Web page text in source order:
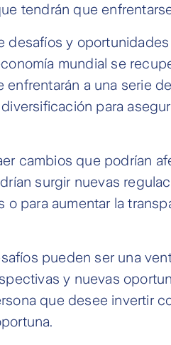
tendrán que
desafíos y
mundial se
enfrentarán a una serie
para
cambios que podrían
surgir nuevas
para aumentar la
pueden ser una
y nuevas
que desee invertir